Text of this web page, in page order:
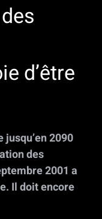
d’être
2090
des
2001 a
Il doit encore